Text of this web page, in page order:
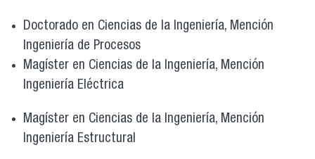
Doctorado en Ciencias de la Ingeniería, Mención
Ingeniería de Procesos
Magíster en Ciencias de la Ingeniería, Mención
Ingeniería Eléctrica
Magíster en Ciencias de la Ingeniería, Mención
Ingeniería Estructural